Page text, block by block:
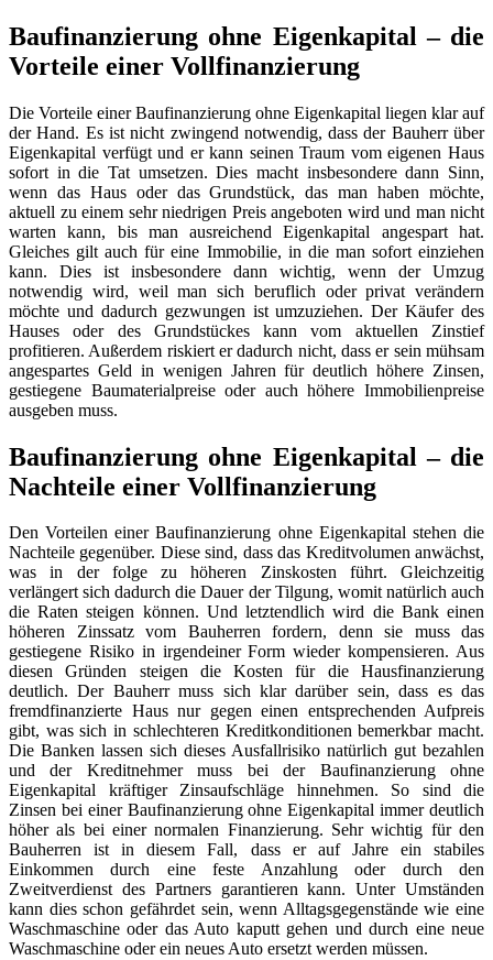
Baufinanzierung ohne Eigenkapital – die
Vorteile einer Vollfinanzierung
Die Vorteile einer Baufinanzierung ohne Eigenkapital liegen klar auf
der Hand. Es ist nicht zwingend notwendig, dass der Bauherr über
Eigenkapital verfügt und er kann seinen Traum vom eigenen Haus
sofort in die Tat umsetzen. Dies macht insbesondere dann Sinn,
wenn das Haus oder das Grundstück, das man haben möchte,
aktuell zu einem sehr niedrigen Preis angeboten wird und man nicht
warten kann, bis man ausreichend Eigenkapital angespart hat.
Gleiches gilt auch für eine Immobilie, in die man sofort einziehen
kann. Dies ist insbesondere dann wichtig, wenn der Umzug
notwendig wird, weil man sich beruflich oder privat verändern
möchte und dadurch gezwungen ist umzuziehen. Der Käufer des
Hauses oder des Grundstückes kann vom aktuellen Zinstief
profitieren. Außerdem riskiert er dadurch nicht, dass er sein mühsam
angespartes Geld in wenigen Jahren für deutlich höhere Zinsen,
gestiegene Baumaterialpreise oder auch höhere Immobilienpreise
ausgeben muss.
Baufinanzierung ohne Eigenkapital – die
Nachteile einer Vollfinanzierung
Den Vorteilen einer Baufinanzierung ohne Eigenkapital stehen die
Nachteile gegenüber. Diese sind, dass das Kreditvolumen anwächst,
was in der folge zu höheren Zinskosten führt. Gleichzeitig
verlängert sich dadurch die Dauer der Tilgung, womit natürlich auch
die Raten steigen können. Und letztendlich wird die Bank einen
höheren Zinssatz vom Bauherren fordern, denn sie muss das
gestiegene Risiko in irgendeiner Form wieder kompensieren. Aus
diesen Gründen steigen die Kosten für die Hausfinanzierung
deutlich. Der Bauherr muss sich klar darüber sein, dass es das
fremdfinanzierte Haus nur gegen einen entsprechenden Aufpreis
gibt, was sich in schlechteren Kreditkonditionen bemerkbar macht.
Die Banken lassen sich dieses Ausfallrisiko natürlich gut bezahlen
und der Kreditnehmer muss bei der Baufinanzierung ohne
Eigenkapital kräftiger Zinsaufschläge hinnehmen. So sind die
Zinsen bei einer Baufinanzierung ohne Eigenkapital immer deutlich
höher als bei einer normalen Finanzierung. Sehr wichtig für den
Bauherren ist in diesem Fall, dass er auf Jahre ein stabiles
Einkommen durch eine feste Anzahlung oder durch den
Zweitverdienst des Partners garantieren kann. Unter Umständen
kann dies schon gefährdet sein, wenn Alltagsgegenstände wie eine
Waschmaschine oder das Auto kaputt gehen und durch eine neue
Waschmaschine oder ein neues Auto ersetzt werden müssen.